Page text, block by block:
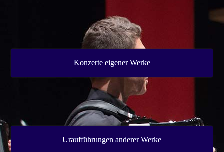
Konzerte eigener Werke
Uraufführungen anderer Werke